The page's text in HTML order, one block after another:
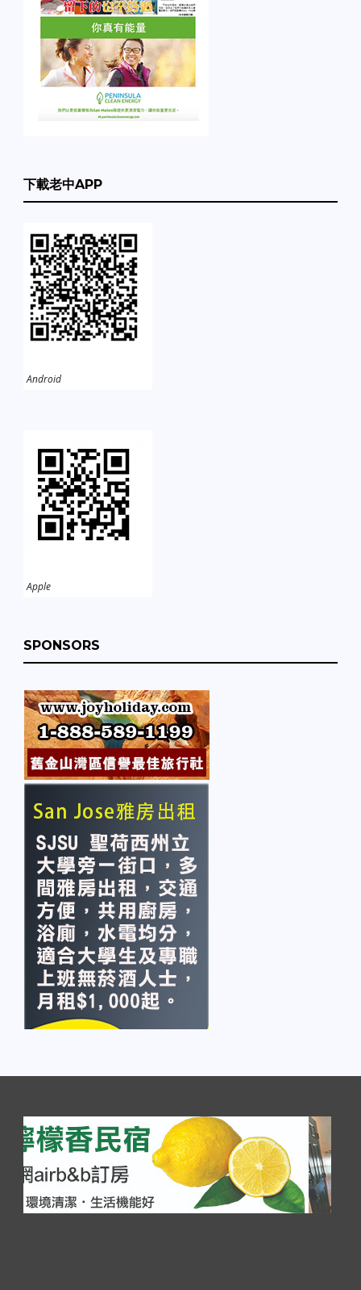
下載老中APP
Android
Apple
SPONSORS